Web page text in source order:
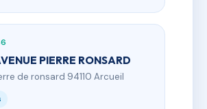
PIERRE RONSARD
de ronsard 94110 Arcueil